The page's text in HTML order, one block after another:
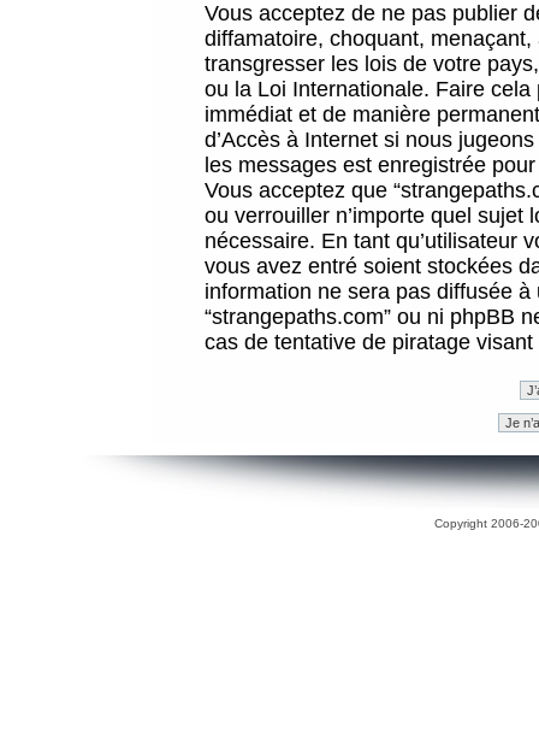
Vous acceptez de ne pas publier
diffamatoire, choquant,
transgresser les lois de votre
ou la Loi Internationale. Faire
immédiat et de manière
d’Accès à Internet si nous
les messages est enregistrée
Vous acceptez que
ou verrouiller n’importe quel sujet
nécessaire. En tant qu’utilisateur
vous avez entré soient stockées
information ne sera pas diffusée
“strangepaths.com” ou ni phpBB
cas de tentative de piratage
Copyright 2006-